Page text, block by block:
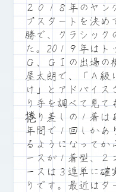
２０１８年のヤン
プスタートを決
勝で、クラシック
た。20１９年はト
Ｇ、ＧⅠの出場の
屋太朗で、「Ａ級
け」とアドバイス
り手を調べて見て
捲り差しの１着は
年間で１回しかあ
るようになってか
ースが１着型、２
ースは３連単に確
りです。最近はタ